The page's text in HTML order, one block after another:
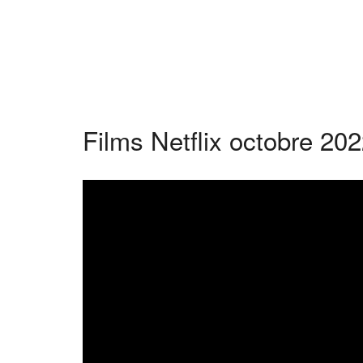
Films Netflix octobre